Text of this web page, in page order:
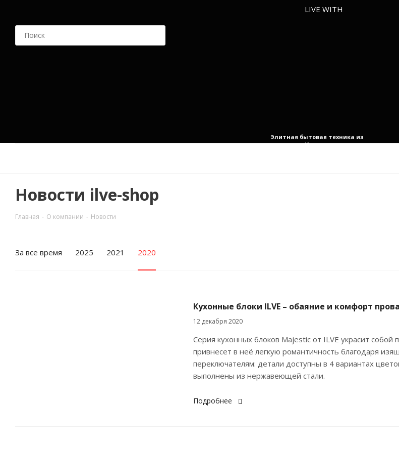
LIVE WITH
Элитная бытовая техника из
Италии
Новости ilve-shop
Главная - О компании - Новости
За все время 2025 2021 2020
Кухонные блоки ILVE – обаяние и комфорт
12 декабря 2020
Серия кухонных блоков Majestic от ILVE украсит собой
привнесет в неё легкую романтичность благодаря
переключателям: детали доступны в 4 вариантах
выполнены из нержавеющей стали.
Подробнее